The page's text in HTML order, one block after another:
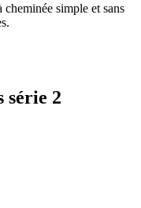
cheminée simple et sans
série 2